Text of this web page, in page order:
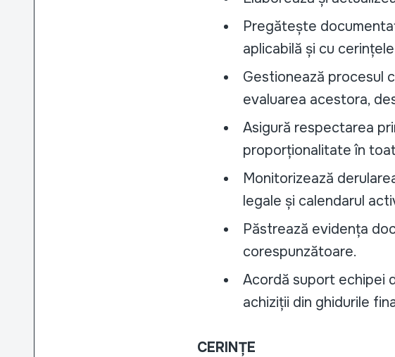
Pregătește
aplicabilă și cu
Gestionează procesul
evaluarea acestora,
Asigură respectarea
proporționalitate în
Monitorizează
legale și calendarul
Păstrează evidența
corespunzătoare.
Acordă suport echipei
achiziții din ghidurile
CERINȚE